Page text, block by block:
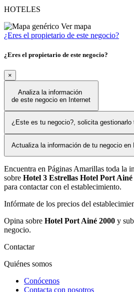
HOTELES
Ver mapa
¿Eres el propietario de este negocio?
¿Eres el propietario de este negocio?
×
Analiza la información
de este negocio en Internet
¿Este es tu negocio?, solicita gestionarlo
Actualiza la información de tu negocio en
Encuentra en Páginas Amarillas toda la
sobre Hotel 3 Estrellas Hotel Port Ainé
para contactar con el establecimiento.
Infórmate de los precios del
Opina sobre Hotel Port Ainé 2000 y
negocio.
Contactar
Quiénes somos
Conócenos
Contacta con nosotros